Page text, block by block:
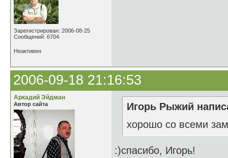
Зарегистрирован: 2006-08-25
Сообщений: 6704
Неактивен
2006-09-18 21:16:53
Аркадий Эйдман
Автор сайта
Игорь Рыжий
хорошо со всеми
:)спасибо, Игорь!